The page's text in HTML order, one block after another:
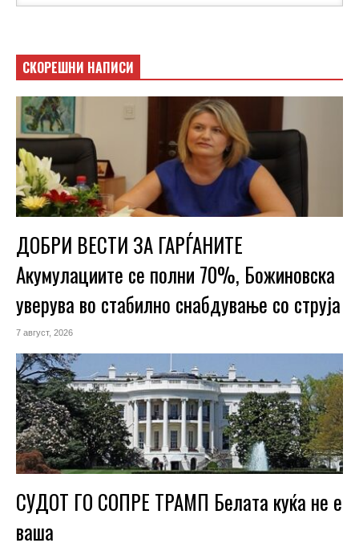
СКОРЕШНИ НАПИСИ
ДОБРИ ВЕСТИ ЗА ГАРЃАНИТЕ
Акумулациите се полни 70%, Божиновска
уверува во стабилно снабдување со струја
7 август, 2026
СУДОТ ГО СОПРЕ ТРАМП Белата куќа не е
ваша